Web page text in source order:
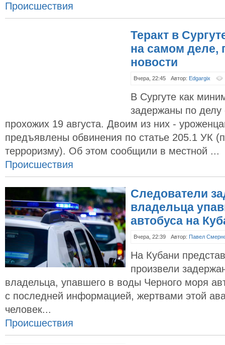
Происшествия
Теракт в
на самом деле,
новости
Вчера, 22:45 Автор: Edgargix
В Сургуте как
задержаны по делу
прохожих 19 августа. Двоим из них -
предъявлены обвинения по статье 205.1 УК
терроризму). Об этом сообщили в местной ...
Происшествия
Следователи
владельца
автобуса на
Вчера, 22:39 Автор: Павел
На Кубани
произвели
владельца, упавшего в воды Черного моря
с последней информацией, жертвами этой
человек...
Происшествия